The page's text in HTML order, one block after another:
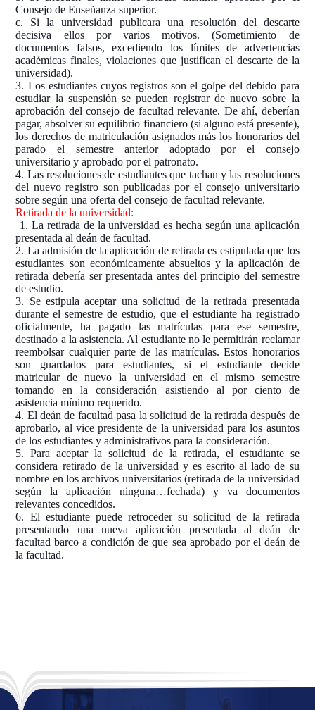
Consejo de Enseñanza superior.
c. Si la universidad publicara una resolución del descarte
decisiva ellos por varios motivos. (Sometimiento de
documentos falsos, excediendo los límites de advertencias
académicas finales, violaciones que justifican el descarte de la
universidad).
3. Los estudiantes cuyos registros son el golpe del debido para
estudiar la suspensión se pueden registrar de nuevo sobre la
aprobación del consejo de facultad relevante. De ahí, deberían
pagar, absolver su equilibrio financiero (si alguno está presente),
los derechos de matriculación asignados más los honorarios del
parado el semestre anterior adoptado por el consejo
universitario y aprobado por el patronato.
4. Las resoluciones de estudiantes que tachan y las resoluciones
del nuevo registro son publicadas por el consejo universitario
sobre según una oferta del consejo de facultad relevante.
Retirada de la universidad:
1. La retirada de la universidad es hecha según una aplicación
presentada al deán de facultad.
2. La admisión de la aplicación de retirada es estipulada que los
estudiantes son económicamente absueltos y la aplicación de
retirada debería ser presentada antes del principio del semestre
de estudio.
3. Se estipula aceptar una solicitud de la retirada presentada
durante el semestre de estudio, que el estudiante ha registrado
oficialmente, ha pagado las matrículas para ese semestre,
destinado a la asistencia. Al estudiante no le permitirán reclamar
reembolsar cualquier parte de las matrículas. Estos honorarios
son guardados para estudiantes, si el estudiante decide
matricular de nuevo la universidad en el mismo semestre
tomando en la consideración asistiendo al por ciento de
asistencia mínimo requerido.
4. El deán de facultad pasa la solicitud de la retirada después de
aprobarlo, al vice presidente de la universidad para los asuntos
de los estudiantes y administrativos para la consideración.
5. Para aceptar la solicitud de la retirada, el estudiante se
considera retirado de la universidad y es escrito al lado de su
nombre en los archivos universitarios (retirada de la universidad
según la aplicación ninguna…fechada) y va documentos
relevantes concedidos.
6. El estudiante puede retroceder su solicitud de la retirada
presentando una nueva aplicación presentada al deán de
facultad barco a condición de que sea aprobado por el deán de
la facultad.